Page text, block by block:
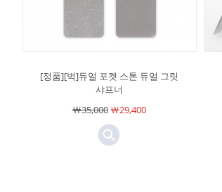
[정품][벅]듀얼 포켓 스톤 듀얼 그릿
샤프너
￦35,000￦29,400